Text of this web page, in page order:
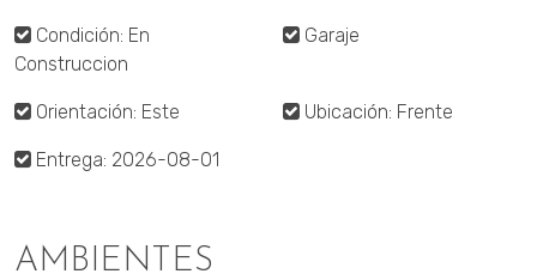
Condición: En
Construccion
Garaje
Orientación: Este Ubicación: Frente
Entrega: 2026-08-01
AMBIENTES